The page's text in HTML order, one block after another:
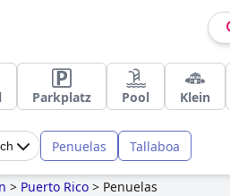
Parkplatz Pool Klein
Penuelas Tallaboa
> Puerto Rico > Penuelas